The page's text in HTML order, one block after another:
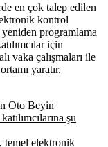
en çok talep edilen
kontrol
programlama
için
vaka çalışmaları ile
yaratır.
Oto Beyin
şu
temel elektronik